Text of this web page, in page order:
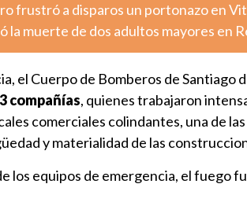
frustró a disparos un portonazo en
la muerte de dos adultos mayores en
el Cuerpo de Bomberos de Santiago
compañías, quienes trabajaron
comerciales colindantes, una de
y materialidad de las
los equipos de emergencia, el fuego